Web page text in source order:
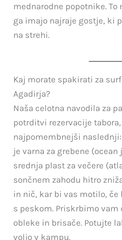
mednarodne popotnike. To
ga imajo najraje gostje, ki
na strehi.
Kaj morate spakirati za
Agadirja?
Naša celotna navodila za
potrditvi rezervacije
najpomembnejši
je varna za grebene
srednja plast za večere
sončnem zahodu hitro
in nič, kar bi vas motilo,
s peskom. Priskrbimo vam
obleke in brisače. Potujte
voljo v kampu.